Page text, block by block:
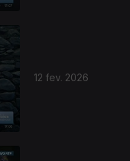
12 fev. 2026